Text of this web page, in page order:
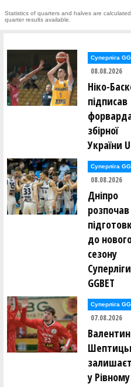
Statistics of quarters and halves are
quarter results available.
Суперліга
08.08.2026
Ніко-
підписав
збірної
України
Суперліга
08.08.2026
Дніпро
розпочав
до
сезону
Суперліги
GGBET
Суперліга
07.08.2026
Валентин
у Рівному